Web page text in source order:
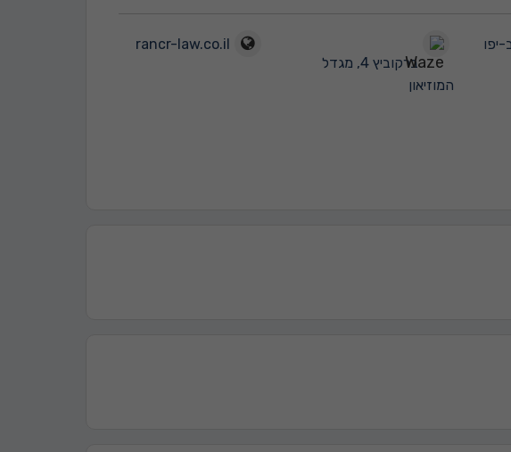
יפו
ברקוביץ 4, מגדל
המוזיאון
rancr-law.co.il